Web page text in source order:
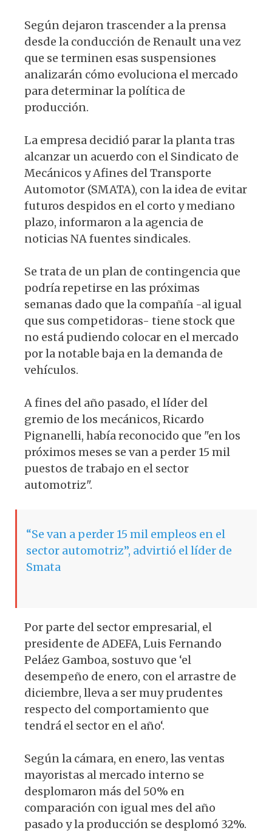
Según dejaron trascender a la prensa
desde la conducción de Renault una vez
que se terminen esas suspensiones
analizarán cómo evoluciona el mercado
para determinar la política de
producción.
La empresa decidió parar la planta tras
alcanzar un acuerdo con el Sindicato de
Mecánicos y Afines del Transporte
Automotor (SMATA), con la idea de evitar
futuros despidos en el corto y mediano
plazo, informaron a la agencia de
noticias NA fuentes sindicales.
Se trata de un plan de contingencia que
podría repetirse en las próximas
semanas dado que la compañía -al igual
que sus competidoras- tiene stock que
no está pudiendo colocar en el mercado
por la notable baja en la demanda de
vehículos.
A fines del año pasado, el líder del
gremio de los mecánicos, Ricardo
Pignanelli, había reconocido que "en los
próximos meses se van a perder 15 mil
puestos de trabajo en el sector
automotriz".
“Se van a perder 15 mil empleos en el
sector automotriz”, advirtió el líder de
Smata
Por parte del sector empresarial, el
presidente de ADEFA, Luis Fernando
Peláez Gamboa, sostuvo que ‘el
desempeño de enero, con el arrastre de
diciembre, lleva a ser muy prudentes
respecto del comportamiento que
tendrá el sector en el año‘.
Según la cámara, en enero, las ventas
mayoristas al mercado interno se
desplomaron más del 50% en
comparación con igual mes del año
pasado y la producción se desplomó 32%.